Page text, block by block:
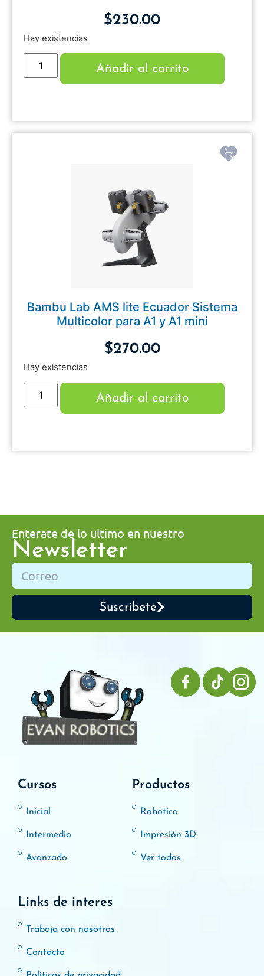
$230.00
Hay existencias
Añadir al carrito
Bambu Lab AMS lite Ecuador Sistema
Multicolor para A1 y A1 mini
$270.00
Hay existencias
Añadir al carrito
Enterate de lo ultimo en nuestro
Newsletter
Suscribete
Cursos
Inicial
Intermedio
Avanzado
Productos
Robotica
Impresión 3D
Ver todos
Links de interes
Trabaja con nosotros
Contacto